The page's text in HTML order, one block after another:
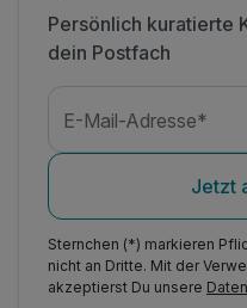
Persönlich kuratierte
dein Postfach
E-Mail-Adresse*
Jetzt
Sternchen (*) markieren
nicht an Dritte. Mit der
akzeptierst Du unsere